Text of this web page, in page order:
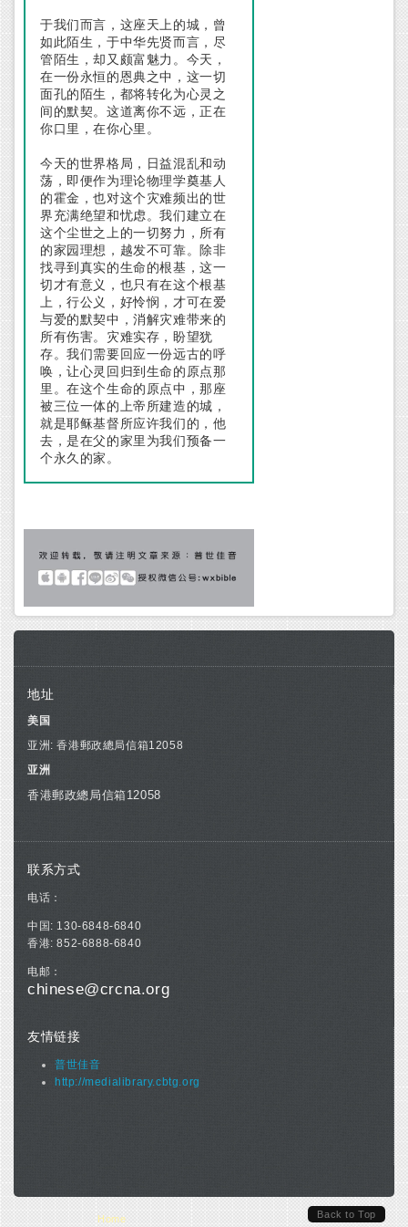
于我们而言，这座天上的城，曾
如此陌生，于中华先贤而言，尽
管陌生，却又颇富魅力。今天，
在一份永恒的恩典之中，这一切
面孔的陌生，都将转化为心灵之
间的默契。这道离你不远，正在
你口里，在你心里。
今天的世界格局，日益混乱和动
荡，即便作为理论物理学奠基人
的霍金，也对这个灾难频出的世
界充满绝望和忧虑。我们建立在
这个尘世之上的一切努力，所有
的家园理想，越发不可靠。除非
找寻到真实的生命的根基，这一
切才有意义，也只有在这个根基
上，行公义，好怜悯，才可在爱
与爱的默契中，消解灾难带来的
所有伤害。灾难实存，盼望犹
存。我们需要回应一份远古的呼
唤，让心灵回归到生命的原点那
里。在这个生命的原点中，那座
被三位一体的上帝所建造的城，
就是耶稣基督所应许我们的，他
去，是在父的家里为我们预备一
个永久的家。
地址
美国
亚洲: 香港郵政總局信箱12058
亚洲
香港郵政總局信箱12058
联系方式
电话：
中国: 130-6848-6840
香港: 852-6888-6840
电邮：
chinese@crcna.org
友情链接
普世佳音
http://medialibrary.cbtg.org
Home Back to Top